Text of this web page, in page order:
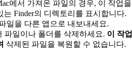
에서 가져온 파일의 경우, 이 작업을
는 Finder의 디렉토리를 표시합니다.
일을 다른 앱으로 내보내세요.
파일이나 폴더를 삭제하세요. 이 작업
삭제된 파일을 복원할 수 없습니다.